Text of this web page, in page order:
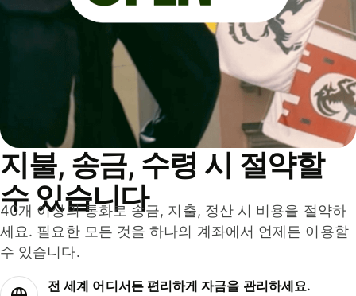
지불, 송금, 수령 시 절약할
수 있습니다
40개 이상의 통화로 송금, 지출, 정산 시 비용을 절약하
세요. 필요한 모든 것을 하나의 계좌에서 언제든 이용할
수 있습니다.
전 세계 어디서든 편리하게 자금을 관리하세요.